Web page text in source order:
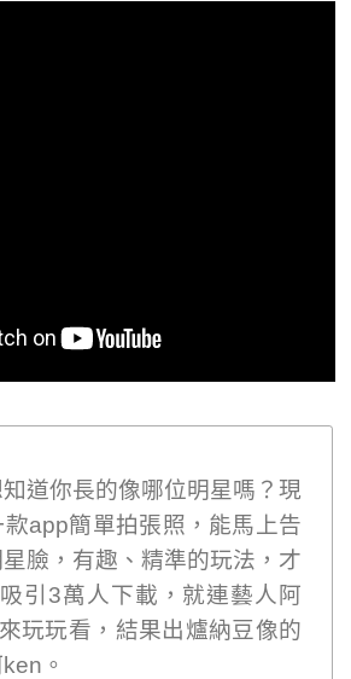
道你長的像哪位明星嗎？現
app簡單拍張照，能馬上告
臉，有趣、精準的玩法，才
引3萬人下載，就連藝人阿
玩玩看，結果出爐納豆像的
。